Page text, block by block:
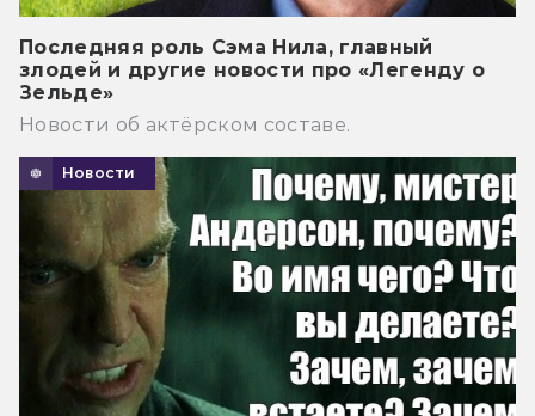
Последняя роль Сэма Нила, главный
злодей и другие новости про «Легенду о
Зельде»
Новости об актёрском составе.
Новости